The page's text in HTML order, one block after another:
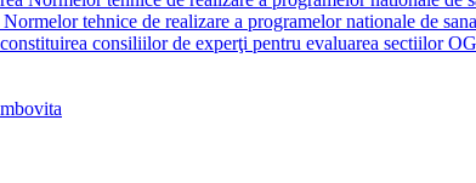
tehnice de realizare a programelor nationale de
consiliilor de experţi pentru evaluarea sectiilor